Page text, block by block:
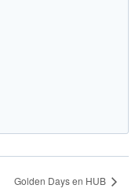
Golden Days en HUB